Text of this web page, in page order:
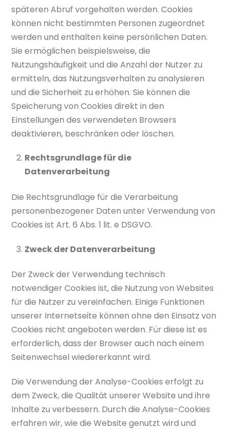
späteren Abruf vorgehalten werden. Cookies
können nicht bestimmten Personen zugeordnet
werden und enthalten keine persönlichen Daten.
Sie ermöglichen beispielsweise, die
Nutzungshäufigkeit und die Anzahl der Nutzer zu
ermitteln, das Nutzungsverhalten zu analysieren
und die Sicherheit zu erhöhen. Sie können die
Speicherung von Cookies direkt in den
Einstellungen des verwendeten Browsers
deaktivieren, beschränken oder löschen.
Rechtsgrundlage für die
Datenverarbeitung
Die Rechtsgrundlage für die Verarbeitung
personenbezogener Daten unter Verwendung von
Cookies ist Art. 6 Abs. 1 lit. e DSGVO.
Zweck der Datenverarbeitung
Der Zweck der Verwendung technisch
notwendiger Cookies ist, die Nutzung von Websites
für die Nutzer zu vereinfachen. Einige Funktionen
unserer Internetseite können ohne den Einsatz von
Cookies nicht angeboten werden. Für diese ist es
erforderlich, dass der Browser auch nach einem
Seitenwechsel wiedererkannt wird.
Die Verwendung der Analyse-Cookies erfolgt zu
dem Zweck, die Qualität unserer Website und ihre
Inhalte zu verbessern. Durch die Analyse-Cookies
erfahren wir, wie die Website genutzt wird und